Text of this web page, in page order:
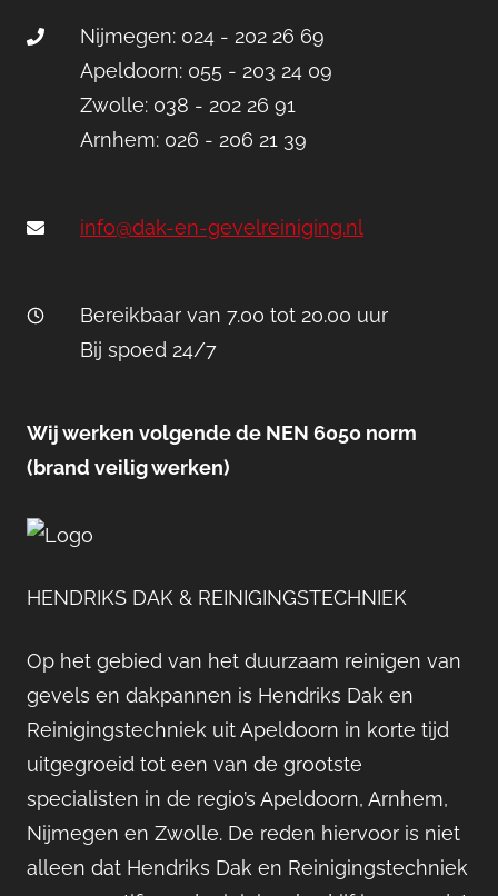
Nijmegen: 024 - 202 26 69
Apeldoorn: 055 - 203 24 09
Zwolle: 038 - 202 26 91
Arnhem: 026 - 206 21 39
info@dak-en-gevelreiniging.nl
Bereikbaar van 7.00 tot 20.00 uur
Bij spoed 24/7
Wij werken volgende de NEN 6050 norm
(brand veilig werken)
HENDRIKS DAK & REINIGINGSTECHNIEK
Op het gebied van het duurzaam reinigen van
gevels en dakpannen is Hendriks Dak en
Reinigingstechniek uit Apeldoorn in korte tijd
uitgegroeid tot een van de grootste
specialisten in de regio’s Apeldoorn, Arnhem,
Nijmegen en Zwolle. De reden hiervoor is niet
alleen dat Hendriks Dak en Reinigingstechniek